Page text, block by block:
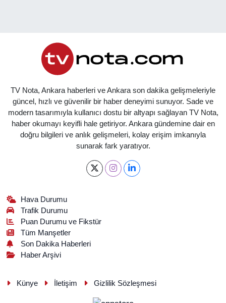
TV Nota, Ankara haberleri ve Ankara son dakika gelişmeleriyle
güncel, hızlı ve güvenilir bir haber deneyimi sunuyor. Sade ve
modern tasarımıyla kullanıcı dostu bir altyapı sağlayan TV Nota,
haber okumayı keyifli hale getiriyor. Ankara gündemine dair en
doğru bilgileri ve anlık gelişmeleri, kolay erişim imkanıyla
sunarak fark yaratıyor.
Hava Durumu
Trafik Durumu
Puan Durumu ve Fikstür
Tüm Manşetler
Son Dakika Haberleri
Haber Arşivi
Künye İletişim Gizlilik Sözleşmesi